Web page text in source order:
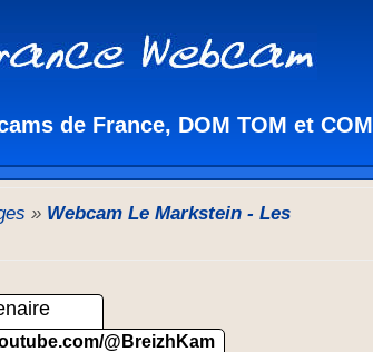
de France, DOM TOM et COM
» Webcam Le Markstein - Les
@BreizhKam